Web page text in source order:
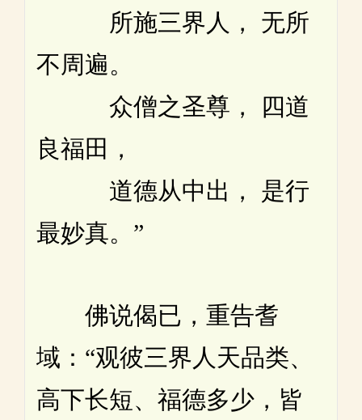
所施三界人， 无所
不周遍。
众僧之圣尊， 四道
良福田，
道德从中出， 是行
最妙真。”
佛说偈已，重告耆
域：“观彼三界人天品类、
高下长短、福德多少，皆